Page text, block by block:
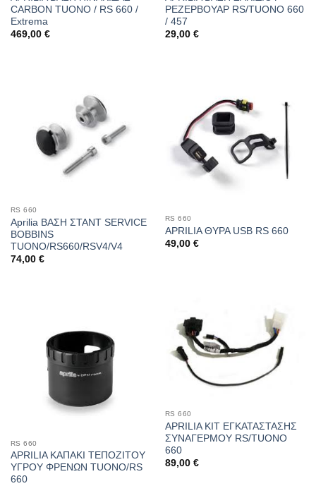
CARBON TUONO / RS 660 /
Extrema
469,00 €
ΡΕΖΕΡΒΟΥΑΡ RS/TUONO 660
/ 457
29,00 €
RS 660
Aprilia ΒΑΣΗ ΣΤΑΝΤ SERVICE
BOBBINS
TUONO/RS660/RSV4/V4
74,00 €
RS 660
APRILIA ΘΥΡΑ USB RS 660
49,00 €
RS 660
APRILIA ΚΑΠΑΚΙ ΤΕΠΟΖΙΤΟΥ
ΥΓΡΟΥ ΦΡΕΝΩΝ TUONO/RS
660
RS 660
APRILIA ΚΙΤ ΕΓΚΑΤΑΣΤΑΣΗΣ
ΣΥΝΑΓΕΡΜΟΥ RS/TUONO
660
89,00 €